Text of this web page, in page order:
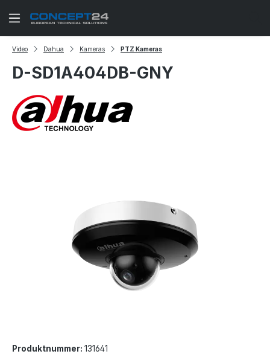
Zum Hauptinhalt springen
Video Dahua Kameras PTZ Kameras
D-SD1A404DB-GNY
Produktnummer: 131641